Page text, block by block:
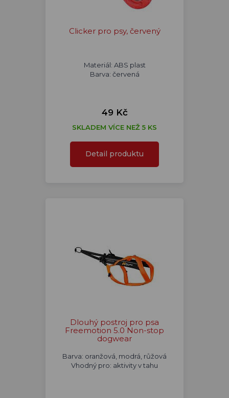
Clicker pro psy, červený
Materiál: ABS plast
Barva: červená
49 Kč
SKLADEM VÍCE NEŽ 5 KS
Detail produktu
Dlouhý postroj pro psa
Freemotion 5.0 Non-stop
dogwear
Barva: oranžová, modrá, růžová
Vhodný pro: aktivity v tahu